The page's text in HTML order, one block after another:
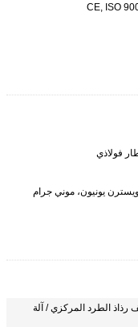
CE, ISO
فولاذي
رذاذ الطرد المركزي / آلة